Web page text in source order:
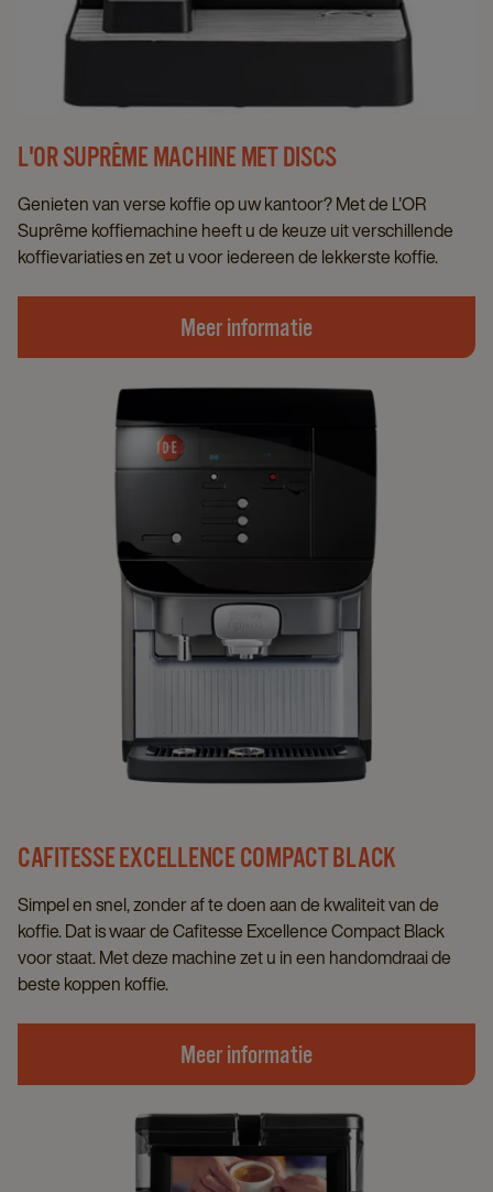
L'OR SUPRÊME MACHINE MET DISCS
Genieten van verse koffie op uw kantoor? Met de L'OR
Suprême koffiemachine heeft u de keuze uit verschillende
koffievariaties en zet u voor iedereen de lekkerste koffie.
Meer informatie
CAFITESSE EXCELLENCE COMPACT BLACK
Simpel en snel, zonder af te doen aan de kwaliteit van de
koffie. Dat is waar de Cafitesse Excellence Compact Black
voor staat. Met deze machine zet u in een handomdraai de
beste koppen koffie.
Meer informatie